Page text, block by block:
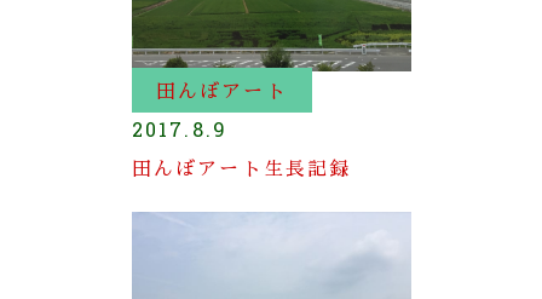
田んぼアート
2017.8.9
田んぼアート生長記録